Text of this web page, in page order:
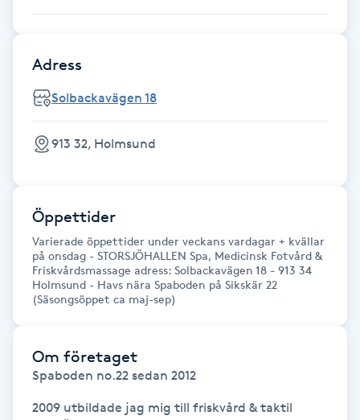
Föning
Gelenaglar
Gellack med förstärkning
Gravidmassage
Gravidyoga
Gruppträning
Adress
Solbackavägen 18
913 32, Holmsund
Öppettider
Varierade öppettider under veckans vardagar + kvällar
på onsdag - STORSJÖHALLEN Spa, Medicinsk Fotvård &
Friskvårdsmassage adress: Solbackavägen 18 - 913 34
Holmsund - Havs nära Spaboden på Sikskär 22
(Säsongsöppet ca maj-sep)
Om företaget
Spaboden no.22 sedan 2012
2009 utbildade jag mig till friskvård & taktil